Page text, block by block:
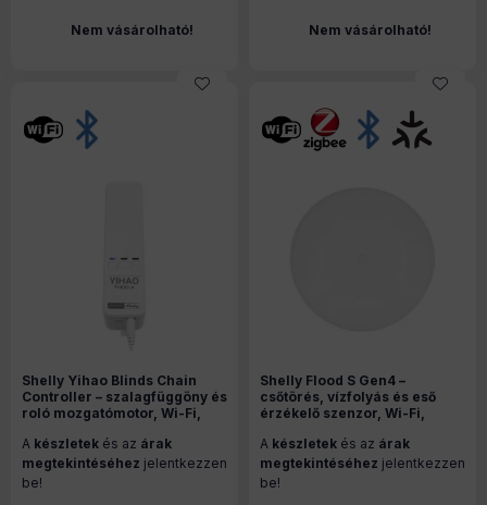
Nem vásárolható! Nem vásárolható!
Shelly Yihao Blinds Chain
Controller – szalagfüggöny és
roló mozgatómotor, Wi-Fi,
A készletek és az árak
megtekintéséhez jelentkezzen
be!
Shelly Flood S Gen4 –
csőtörés, vízfolyás és eső
érzékelő szenzor, Wi-Fi,
0071Z)
A készletek és az árak
megtekintéséhez jelentkezzen
be!